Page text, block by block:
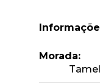
Morada: